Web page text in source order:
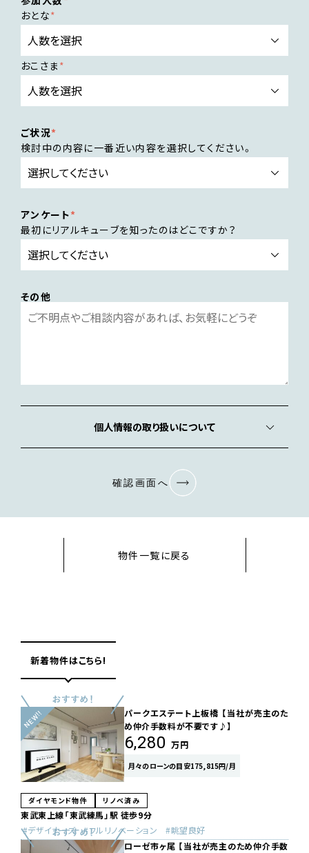
おとな
おこさま
ご状況
検討中の内容に一番近い内容を選択してください。
アンケート
最初にリアルキューブを知ったのはどこですか？
その他
個人情報の取り扱いについて
確認画面へ
物件一覧に戻る
新着物件はこちら!
パークエステート上板橋 【当社が売主のた
め仲介手数料が不要です♪】
6,280 万円
月々のローンの目安175,815円/月
ダイヤモンド物件 リノベ済み
東武東上線「東武練馬」駅 徒歩9分
デザイナーズ
フルリノベーション
眺望良好
ローゼ市ヶ尾 【当社が売主のため仲介手数